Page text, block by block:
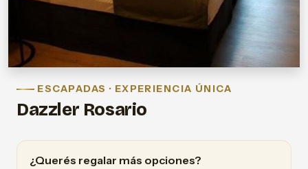
ESCAPADAS · EXPERIENCIA ÚNICA
Dazzler Rosario
¿Querés regalar más opciones?